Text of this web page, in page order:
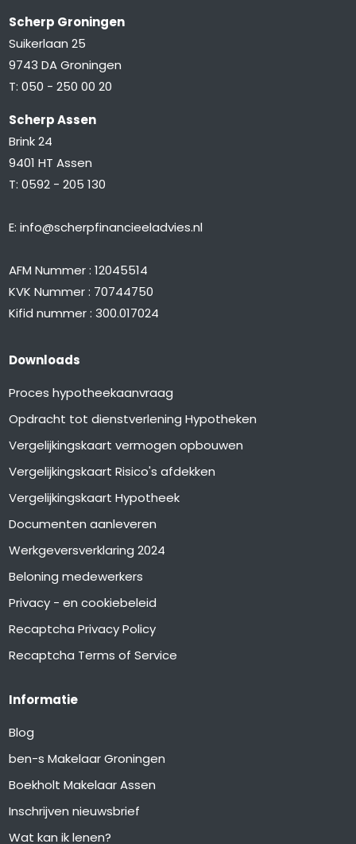
Scherp Groningen
Suikerlaan 25
9743 DA Groningen
T:050 - 250 00 20
Scherp Assen
Brink 24
9401 HT Assen
T:0592 - 205 130
E:info@scherpfinancieeladvies.nl
AFM Nummer : 12045514
KVK Nummer : 70744750
Kifid nummer : 300.017024
Downloads
Proces hypotheekaanvraag
Opdracht tot dienstverlening Hypotheken
Vergelijkingskaart vermogen opbouwen
Vergelijkingskaart Risico's afdekken
Vergelijkingskaart Hypotheek
Documenten aanleveren
Werkgeversverklaring 2024
Beloning medewerkers
Privacy - en cookiebeleid
Recaptcha Privacy Policy
Recaptcha Terms of Service
Informatie
Blog
ben-s Makelaar Groningen
Boekholt Makelaar Assen
Inschrijven nieuwsbrief
Wat kan ik lenen?